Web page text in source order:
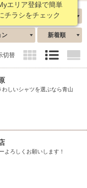
エリア登録で簡単
チラシをチェック
ン 新着順
切替
わしいシャツを選ぶなら青山
よろしくお願いします！